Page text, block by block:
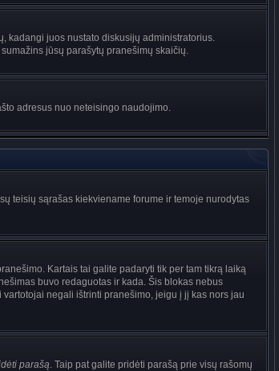
kadangi juos nustato diskusijų administratorius.
jūsų parašytų pranešimų skaičių.
adresus nuo neteisingo naudojimo.
teisių sąrašas kiekviename forume ir temoje nurodytas
Kartais tai galite padaryti tik per tam tikrą laiką
buvo redaguotas ir kada. Šis blokas nebus
negali ištrinti pranešimo, jeigu į jį kas nors jau
parašą. Taip pat galite pridėti parašą prie visų rašomų